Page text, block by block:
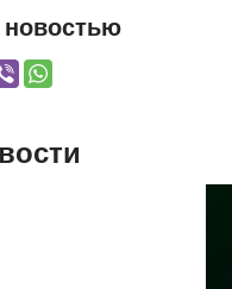
новостью